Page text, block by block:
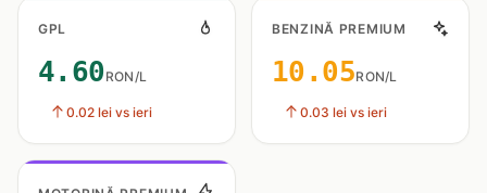
GPL
4.60 RON/L
0.02 lei vs ieri
BENZINĂ PREMIUM
10.05RON/L
0.03 lei vs ieri